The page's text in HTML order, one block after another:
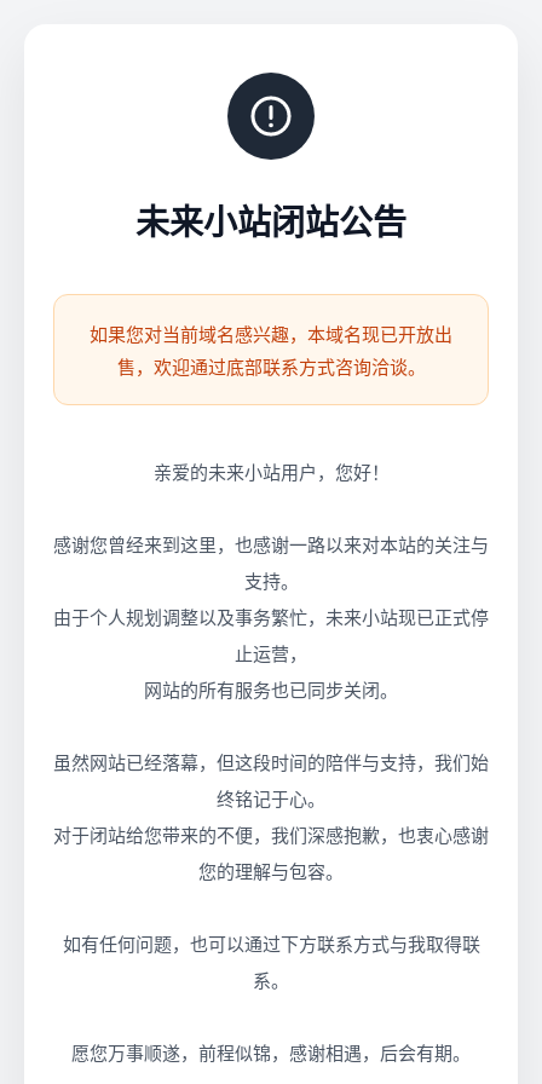
未来小站闭站公告
如果您对当前域名感兴趣，本域名现已开放出
售，欢迎通过底部联系方式咨询洽谈。
亲爱的未来小站用户，您好！
感谢您曾经来到这里，也感谢一路以来对本站的关注与
支持。
由于个人规划调整以及事务繁忙，未来小站现已正式停
止运营，
网站的所有服务也已同步关闭。
虽然网站已经落幕，但这段时间的陪伴与支持，我们始
终铭记于心。
对于闭站给您带来的不便，我们深感抱歉，也衷心感谢
您的理解与包容。
如有任何问题，也可以通过下方联系方式与我取得联
系。
愿您万事顺遂，前程似锦，感谢相遇，后会有期。